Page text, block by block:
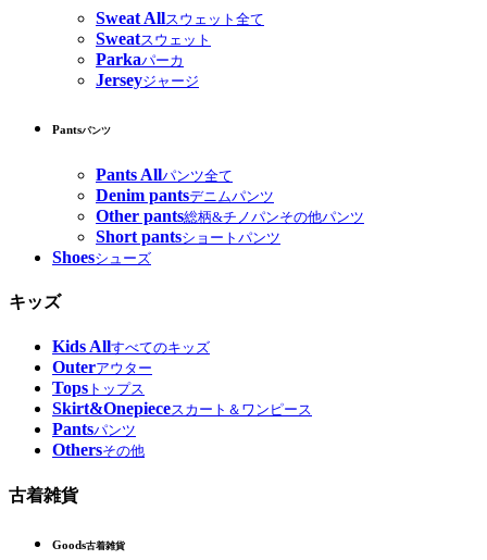
Sweat Allスウェット全て
Sweatスウェット
Parkaパーカ
Jerseyジャージ
Pantsパンツ
Pants Allパンツ全て
Denim pantsデニムパンツ
Other pants総柄&チノパンその他パンツ
Short pantsショートパンツ
Shoesシューズ
キッズ
Kids Allすべてのキッズ
Outerアウター
Tops トップス
Skirt&Onepieceスカート＆ワンピース
Pantsパンツ
Othersその他
古着雑貨
Goods古着雑貨